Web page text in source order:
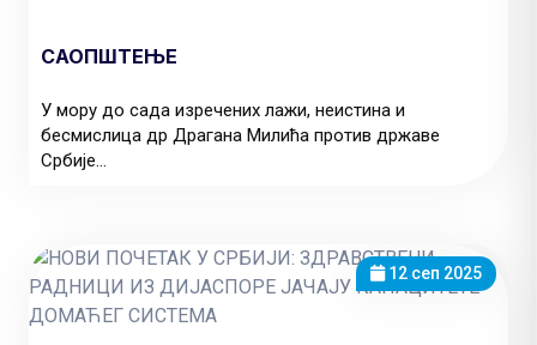
САОПШТЕЊЕ
У мору до сада изречених лажи, неистина и
бесмислица др Драгана Милића против државе
Србије...
12 сеп 2025